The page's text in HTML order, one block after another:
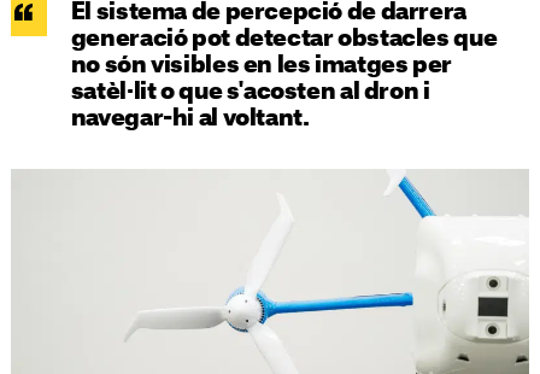
El sistema de percepció de darrera
generació pot detectar obstacles que
no són visibles en les imatges per
satèl·lit o que s'acosten al dron i
navegar-hi al voltant.